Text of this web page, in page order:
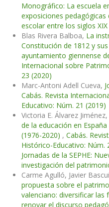
Monográfico: La escuela
exposiciones
escolar entre los siglos XIX
Blas Rivera Balboa, La
Constitución de 1812 y
ayuntamiento giennense
Internacional sobre
23 (2020)
Marc-Antoni Adell Cueva,
Cabás. Revista
Educativo: Núm. 21 (2019)
Victoria E. Álvarez Jiménez,
de la educación en
(1976-2020) , Cabás.
Histórico-Educativo: Núm.
Jornadas de la SEPHE:
investigación del
Carme Agulló, Javier
propuesta sobre el
valenciano: diversificar
renovar el discurso